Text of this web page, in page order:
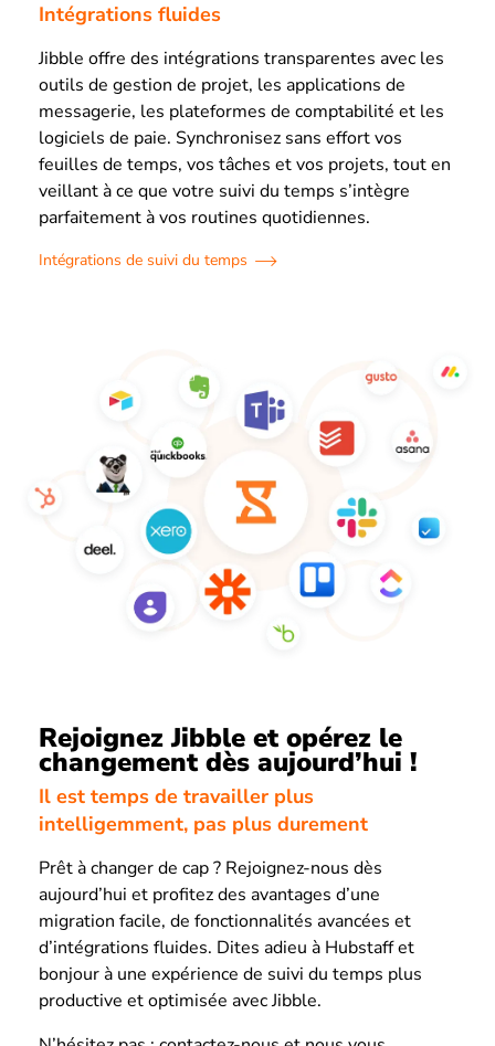
Intégrations fluides
Jibble offre des intégrations transparentes avec les
outils de gestion de projet, les applications de
messagerie, les plateformes de comptabilité et les
logiciels de paie. Synchronisez sans effort vos
feuilles de temps, vos tâches et vos projets, tout en
veillant à ce que votre suivi du temps s’intègre
parfaitement à vos routines quotidiennes.
Intégrations de suivi du temps
Rejoignez Jibble et opérez le
changement dès aujourd’hui !
Il est temps de travailler plus
intelligemment, pas plus durement
Prêt à changer de cap ? Rejoignez-nous dès
aujourd’hui et profitez des avantages d’une
migration facile, de fonctionnalités avancées et
d’intégrations fluides. Dites adieu à Hubstaff et
bonjour à une expérience de suivi du temps plus
productive et optimisée avec Jibble.